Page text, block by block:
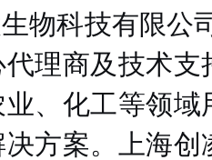
生物科技有限公
理商及技术
、化工等领
方案。上海